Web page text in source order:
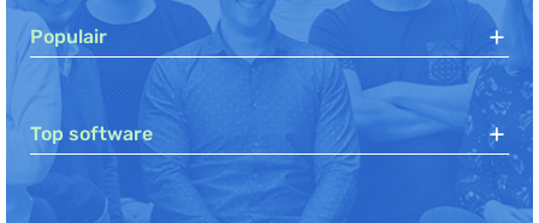
Populair
Top software